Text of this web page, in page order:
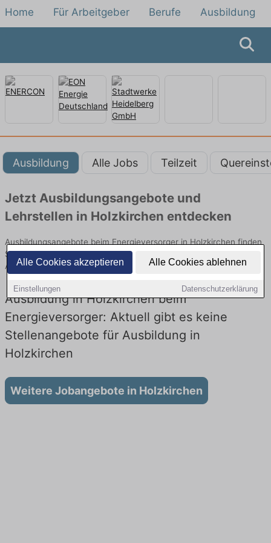
Alle Cookies akzeptieren Alle Cookies ablehnen
Einstellungen Datenschutzerklärung
Home Für Arbeitgeber Berufe Ausbildung
Ausbildung Alle Jobs Teilzeit
Jetzt Ausbildungsangebote und
Lehrstellen in Holzkirchen entdecken
Ausbildungsangebote beim Energieversorger in Holzkirchen finden
Sie von namhaften Firmen. Entdecken Sie freie Optionen von Top-
Arbeitgebern und bewerben Sie sich noch heute.
Ausbildung in Holzkirchen beim
Energieversorger: Aktuell gibt es keine
Stellenangebote für Ausbildung in
Holzkirchen
Weitere Jobangebote in Holzkirchen